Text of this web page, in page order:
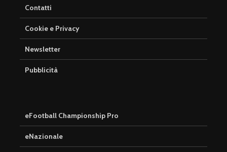
Contatti
Cookie e Privacy
Newsletter
Pubblicità
eFootball Championship Pro
eNazionale